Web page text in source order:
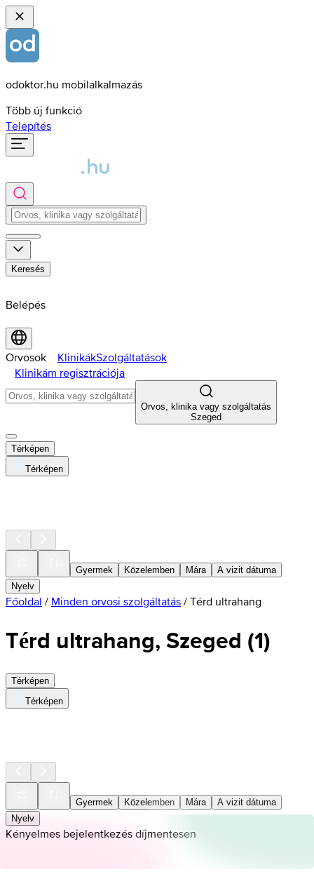
odoktor.hu mobilalkalmazás
Több új funkció
Telepítés
Keresés
Belépés
Orvosok KlinikákSzolgáltatások
Klinikám regisztrációja
Orvos, klinika vagy szolgáltatás
Szeged
Térképen
Térképen
Gyermek Közelemben Mára
A vizit dátuma
Nyelv
Főoldal / Minden orvosi szolgáltatás / Térd ultrahang
Térd ultrahang, Szeged (1)
Térképen
Térképen
Gyermek Közelemben Mára
A vizit dátuma
Nyelv
Kényelmes bejelentkezés díjmentesen